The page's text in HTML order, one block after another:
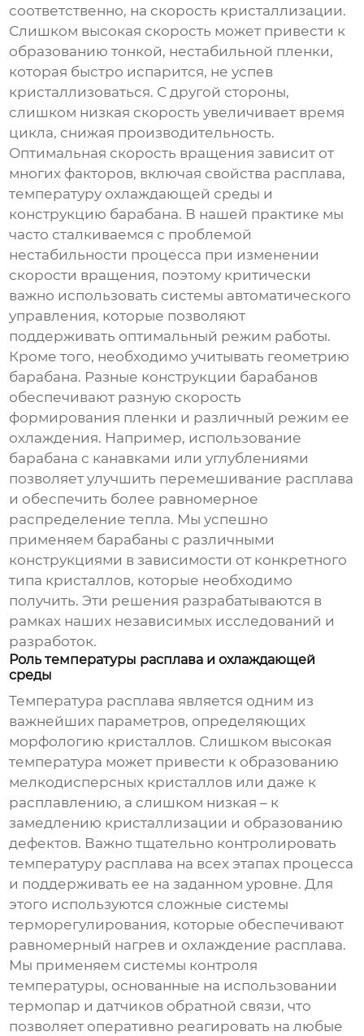
соответственно, на скорость кристаллизации.
Слишком высокая скорость может привести к
образованию тонкой, нестабильной пленки,
которая быстро испарится, не успев
кристаллизоваться. С другой стороны,
слишком низкая скорость увеличивает время
цикла, снижая производительность.
Оптимальная скорость вращения зависит от
многих факторов, включая свойства расплава,
температуру охлаждающей среды и
конструкцию барабана. В нашей практике мы
часто сталкиваемся с проблемой
нестабильности процесса при изменении
скорости вращения, поэтому критически
важно использовать системы автоматического
управления, которые позволяют
поддерживать оптимальный режим работы.
Кроме того, необходимо учитывать геометрию
барабана. Разные конструкции барабанов
обеспечивают разную скорость
формирования пленки и различный режим ее
охлаждения. Например, использование
барабана с канавками или углублениями
позволяет улучшить перемешивание расплава
и обеспечить более равномерное
распределение тепла. Мы успешно
применяем барабаны с различными
конструкциями в зависимости от конкретного
типа кристаллов, которые необходимо
получить. Эти решения разрабатываются в
рамках наших независимых исследований и
разработок.
Роль температуры расплава и охлаждающей
среды
Температура расплава является одним из
важнейших параметров, определяющих
морфологию кристаллов. Слишком высокая
температура может привести к образованию
мелкодисперсных кристаллов или даже к
расплавлению, а слишком низкая – к
замедлению кристаллизации и образованию
дефектов. Важно тщательно контролировать
температуру расплава на всех этапах процесса
и поддерживать ее на заданном уровне. Для
этого используются сложные системы
терморегулирования, которые обеспечивают
равномерный нагрев и охлаждение расплава.
Мы применяем системы контроля
температуры, основанные на использовании
термопар и датчиков обратной связи, что
позволяет оперативно реагировать на любые